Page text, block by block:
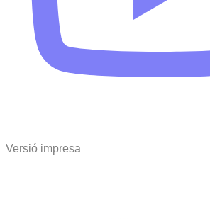
Versió impresa